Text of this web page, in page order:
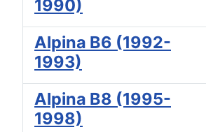
1990)
Alpina B6 (1992-
1993)
Alpina B8 (1995-
1998)